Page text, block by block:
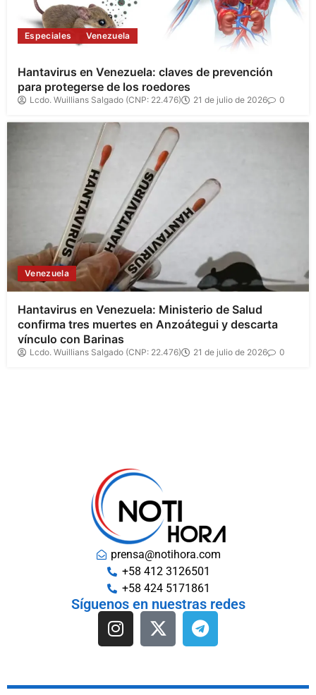
Especiales Venezuela
Hantavirus en Venezuela: claves de prevención
para protegerse de los roedores
Lcdo. Wuillians Salgado (CNP: 22.476) 21 de julio de 2026 0
Venezuela
Hantavirus en Venezuela: Ministerio de Salud
confirma tres muertes en Anzoátegui y descarta
vínculo con Barinas
Lcdo. Wuillians Salgado (CNP: 22.476) 21 de julio de 2026 0
prensa@notihora.com
+58 412 3126501
+58 424 5171861
Síguenos en nuestras redes